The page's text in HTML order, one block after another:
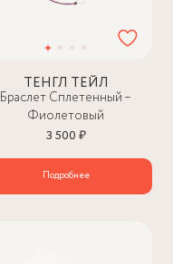
ТЕНГЛ ТЕЙЛ
Браслет Сплетенный –
Фиолетовый
3 500 ₽
Подробнее